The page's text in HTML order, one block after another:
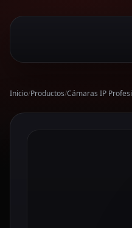
Inicio/Productos/Cámaras IP